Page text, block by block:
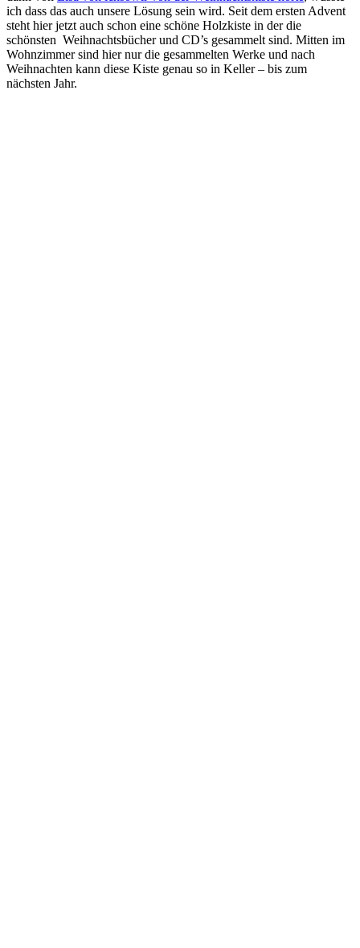
ich dass das auch unsere Lösung sein wird. Seit dem ersten Advent
steht hier jetzt auch schon eine schöne Holzkiste in der die
schönsten Weihnachtsbücher und CD’s gesammelt sind. Mitten im
Wohnzimmer sind hier nur die gesammelten Werke und nach
Weihnachten kann diese Kiste genau so in Keller – bis zum
nächsten Jahr.